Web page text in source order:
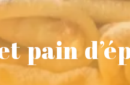
pain